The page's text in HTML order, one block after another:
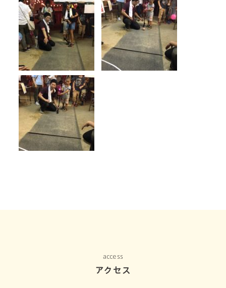
access
アクセス